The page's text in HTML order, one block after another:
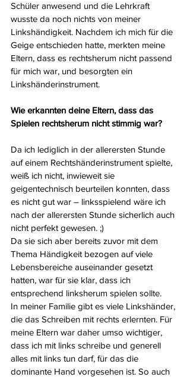
Schüler anwesend und die Lehrkraft
wusste da noch nichts von meiner
Linkshändigkeit. Nachdem ich mich für die
Geige entschieden hatte, merkten meine
Eltern, dass es rechtsherum nicht passend
für mich war, und besorgten ein
Linkshänderinstrument.
Wie erkannten deine Eltern, dass das
Spielen rechtsherum nicht stimmig war?
Da ich lediglich in der allerersten Stunde
auf einem Rechtshänderinstrument spielte,
weiß ich nicht, inwieweit sie
geigentechnisch beurteilen konnten, dass
es nicht gut war – linksspielend wäre ich
nach der allerersten Stunde sicherlich auch
nicht perfekt gewesen. ;)
Da sie sich aber bereits zuvor mit dem
Thema Händigkeit bezogen auf viele
Lebensbereiche auseinander gesetzt
hatten, war für sie klar, dass ich
entsprechend linksherum spielen sollte.
In meiner Familie gibt es viele Linkshänder,
die das Schreiben mit rechts erlernten. Für
meine Eltern war daher umso wichtiger,
dass ich mit links schreibe und generell
alles mit links tun darf, für das die
dominante Hand vorgesehen ist. So auch